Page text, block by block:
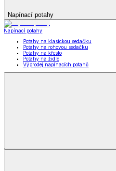
Napínací potahy
Napínací potahy
Potahy na klasickou sedačku
Potahy na rohovou sedačku
Potahy na křeslo
Potahy na židle
Výprodej napínacích potahů